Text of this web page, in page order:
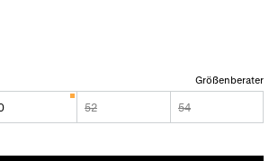
Größenberater
52 54